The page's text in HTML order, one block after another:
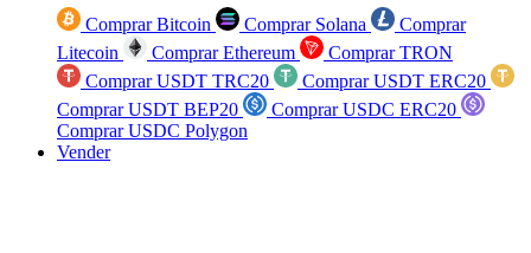
Comprar Bitcoin Comprar Solana
Comprar
Litecoin
Comprar Ethereum
Comprar TRON
Comprar USDT TRC20
Comprar USDT ERC20
Comprar USDT BEP20
Comprar USDC ERC20
Comprar USDC Polygon
Vender